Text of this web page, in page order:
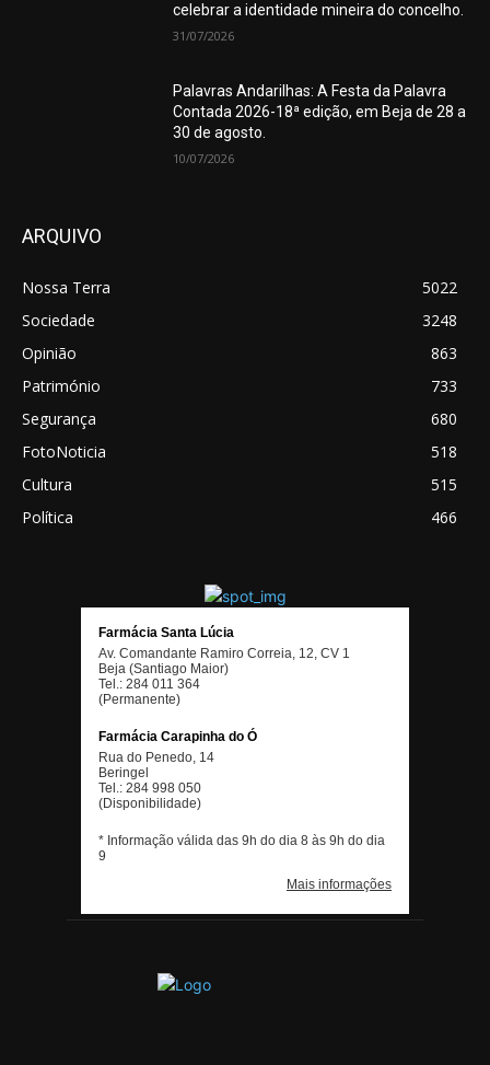
celebrar a identidade mineira do concelho.
31/07/2026
Palavras Andarilhas: A Festa da Palavra
Contada 2026-18ª edição, em Beja de 28 a
30 de agosto.
10/07/2026
ARQUIVO
Nossa Terra
5022
Sociedade
3248
Opinião
863
Património
733
Segurança
680
FotoNoticia
518
Cultura
515
Política
466